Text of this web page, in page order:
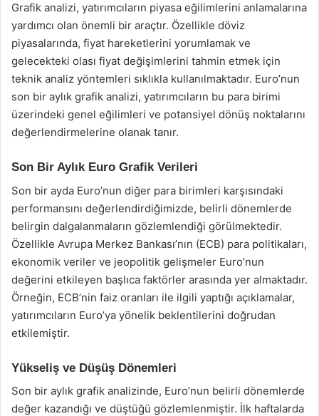
Grafik analizi, yatırımcıların piyasa eğilimlerini anlamalarına
yardımcı olan önemli bir araçtır. Özellikle döviz
piyasalarında, fiyat hareketlerini yorumlamak ve
gelecekteki olası fiyat değişimlerini tahmin etmek için
teknik analiz yöntemleri sıklıkla kullanılmaktadır. Euro’nun
son bir aylık grafik analizi, yatırımcıların bu para birimi
üzerindeki genel eğilimleri ve potansiyel dönüş noktalarını
değerlendirmelerine olanak tanır.
Son Bir Aylık Euro Grafik Verileri
Son bir ayda Euro’nun diğer para birimleri karşısındaki
performansını değerlendirdiğimizde, belirli dönemlerde
belirgin dalgalanmaların gözlemlendiği görülmektedir.
Özellikle Avrupa Merkez Bankası’nın (ECB) para politikaları,
ekonomik veriler ve jeopolitik gelişmeler Euro’nun
değerini etkileyen başlıca faktörler arasında yer almaktadır.
Örneğin, ECB’nin faiz oranları ile ilgili yaptığı açıklamalar,
yatırımcıların Euro’ya yönelik beklentilerini doğrudan
etkilemiştir.
Yükseliş ve Düşüş Dönemleri
Son bir aylık grafik analizinde, Euro’nun belirli dönemlerde
değer kazandığı ve düştüğü gözlemlenmiştir. İlk haftalarda